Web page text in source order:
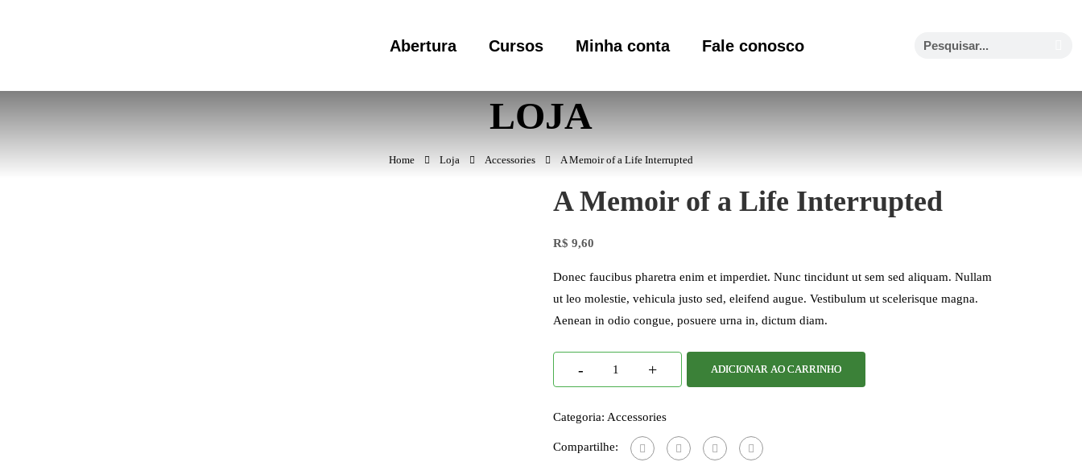
Abertura Cursos Minha conta Fale conosco
LOJA
Home Loja Accessories A Memoir of a Life Interrupted
A Memoir of a Life Interrupted
R$ 9,60
Donec faucibus pharetra enim et imperdiet. Nunc tincidunt ut sem sed aliquam. Nullam
ut leo molestie, vehicula justo sed, eleifend augue. Vestibulum ut scelerisque magna.
Aenean in odio congue, posuere urna in, dictum diam.
- + ADICIONAR AO CARRINHO
Categoria: Accessories
Compartilhe: